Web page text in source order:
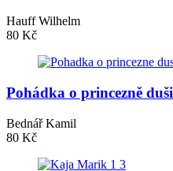
Hauff Wilhelm
80 Kč
Pohádka o princezně duši
Bednář Kamil
80 Kč